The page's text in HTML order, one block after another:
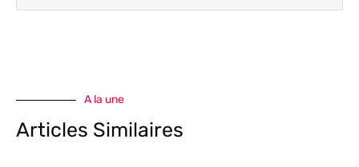
A la une
Articles Similaires